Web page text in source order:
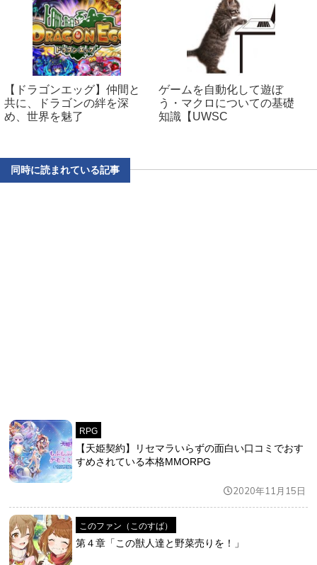
【ドラゴンエッグ】仲間と
共に、ドラゴンの絆を深
め、世界を魅了
ゲームを自動化して遊ぼ
う・マクロについての基礎
知識【UWSC
同時に読まれている記事
RPG
【天姫契約】リセマラいらずの面白い口コミでおす
すめされている本格MMORPG
2020年11月15日
このファン（このすば）
第４章「この獣人達と野菜売りを！」